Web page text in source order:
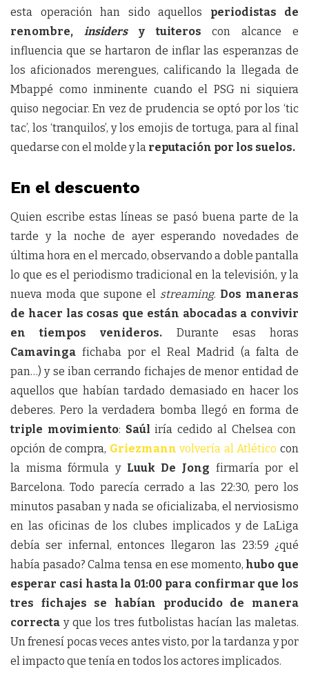
esta operación han sido aquellos periodistas de
renombre, insidersy tuiteros con alcance e
influencia que se hartaron de inflar las esperanzas de
los aficionados merengues, calificando la llegada de
Mbappé como inminente cuando el PSG ni siquiera
quiso negociar. En vez de prudencia se optó por los ‘tic
tac’, los ‘tranquilos’, y los emojis de tortuga, para al final
quedarse con el molde y la reputación por los suelos.
En el descuento
Quien escribe estas líneas se pasó buena parte de la
tarde y la noche de ayer esperando novedades de
última hora en el mercado, observando a doble pantalla
lo que es el periodismo tradicional en la televisión, y la
nueva moda que supone el streaming. Dos maneras
de hacer las cosas que están abocadas a convivir
en tiempos venideros. Durante esas horas
Camavinga fichaba por el Real Madrid (a falta de
pan…) y se iban cerrando fichajes de menor entidad de
aquellos que habían tardado demasiado en hacer los
deberes. Pero la verdadera bomba llegó en forma de
triple movimiento: Saúl iría cedido al Chelsea con
opción de compra, Griezmann volvería al Atlético con
la misma fórmula y Luuk De Jong firmaría por el
Barcelona. Todo parecía cerrado a las 22:30, pero los
minutos pasaban y nada se oficializaba, el nerviosismo
en las oficinas de los clubes implicados y de LaLiga
debía ser infernal, entonces llegaron las 23:59 ¿qué
había pasado? Calma tensa en ese momento, hubo que
esperar casi hasta la 01:00 para confirmar que los
tres fichajes se habían producido de manera
correcta y que los tres futbolistas hacían las maletas.
Un frenesí pocas veces antes visto, por la tardanza y por
el impacto que tenía en todos los actores implicados.